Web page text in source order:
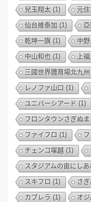
兒玉翔太 (1) 元
仙台維泰加 (1)
乾坤一旗 (1) 中
中山和也 (1) 上
三國世界體育場北九州
レノファ山口 (1)
ユニバーシアード (1)
フロンタウンさぎぬま
ファイフロ (1)
チェンコ塚越 (1)
スタジアムの宙にし
スキフロ (1) さ
カブレラ (1) オ